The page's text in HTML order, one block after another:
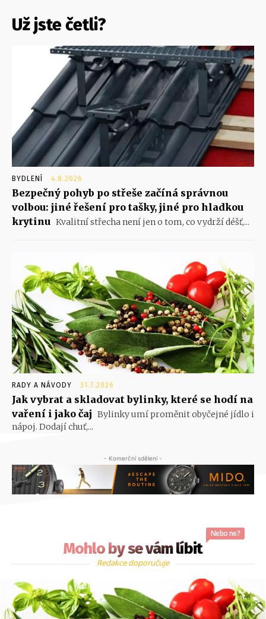
Už jste četli?
BYDLENÍ 4.8.2026
Bezpečný pohyb po střeše začíná správnou
volbou: jiné řešení pro tašky, jiné pro hladkou
krytinu Kvalitní střecha není jen o tom, co vydrží déšť,...
RADY A NÁVODY 31.7.2026
Jak vybrat a skladovat bylinky, které se hodí na
vaření i jako čaj Bylinky umí proměnit obyčejné jídlo i
nápoj. Dodají chuť,...
- Komerční sdělení -
Mohlo by se vám líbit
Nebo ne?
Redakce doporučuje